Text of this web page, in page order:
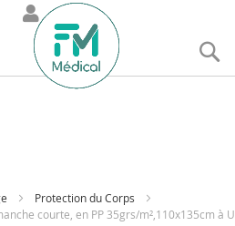
Protection du Corps
courte, en PP 35grs/m²,110x135cm à